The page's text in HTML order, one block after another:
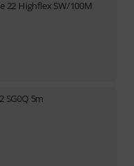
22 Highflex SW/100M
SG0Q 5m